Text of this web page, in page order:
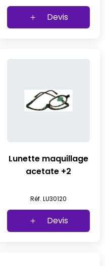
Devis
Lunette maquillage
acetate +2
Réf. LU30120
Devis